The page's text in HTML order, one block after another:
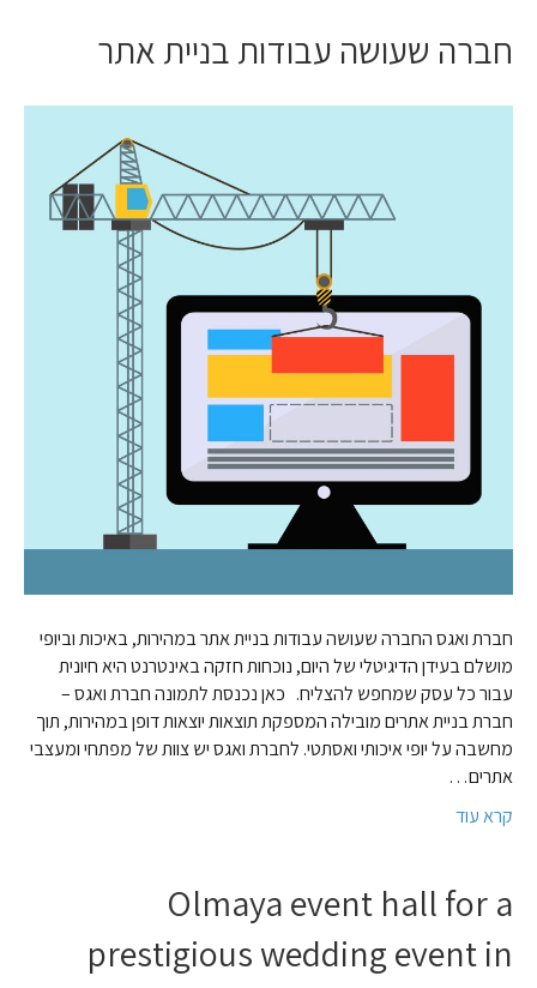
חברה שעושה עבודות בניית אתר
חברת ואגס החברה שעושה עבודות בניית אתר במהירות, באיכות וביופי
מושלם בעידן הדיגיטלי של היום, נוכחות חזקה באינטרנט היא חיונית
עבור כל עסק שמחפש להצליח. כאן נכנסת לתמונה חברת ואגס –
חברת בניית אתרים מובילה המספקת תוצאות יוצאות דופן במהירות, תוך
מחשבה על יופי איכותי ואסתטי. לחברת ואגס יש צוות של מפתחי ומעצבי
אתרים…
קרא עוד
Olmaya event hall for a
prestigious wedding event in